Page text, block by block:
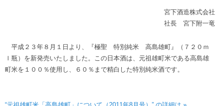
宮下酒造株式会社
社長 宮下附一竜
平成２３年８月１日より、『極聖 特別純米 高島雄町』（７２０ｍ
ｌ瓶）を新発売いたしました。この日本酒は、元祖雄町米である高島雄
町米を１００％使用し、６０％まで精白した特別純米酒です。